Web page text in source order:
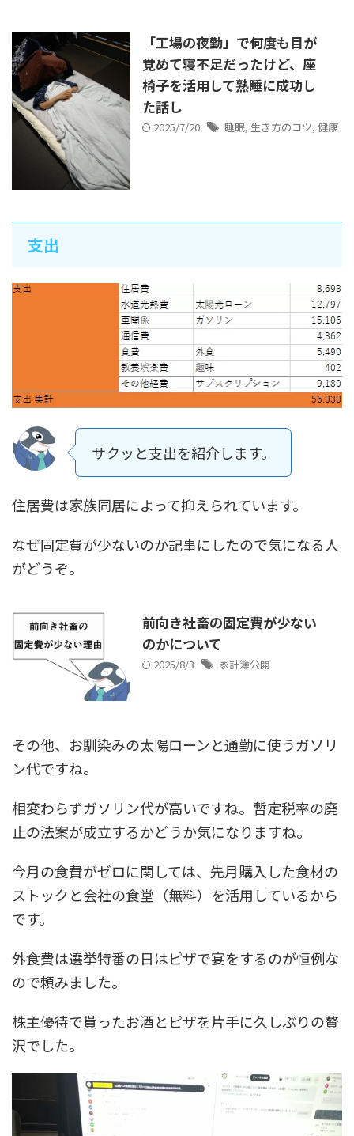
「工場の夜勤」で何度も目が
覚めて寝不足だったけど、座
椅子を活用して熟睡に成功し
た話し
2025/7/20 睡眠, 生き方のコツ, 健康
支出
サクッと支出を紹介します。
住居費は家族同居によって抑えられています。
なぜ固定費が少ないのか記事にしたので気になる人
がどうぞ。
前向き社畜の固定費が少ない
のかについて
2025/8/3 家計簿公開
その他、お馴染みの太陽ローンと通勤に使うガソリ
ン代ですね。
相変わらずガソリン代が高いですね。暫定税率の廃
止の法案が成立するかどうか気になりますね。
今月の食費がゼロに関しては、先月購入した食材の
ストックと会社の食堂（無料）を活用しているから
です。
外食費は選挙特番の日はピザで宴をするのが恒例な
ので頼みました。
株主優待で貰ったお酒とピザを片手に久しぶりの贅
沢でした。